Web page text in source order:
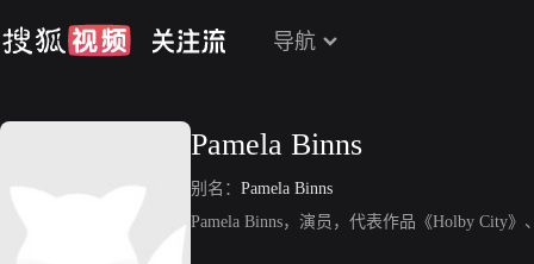
导航
Pamela Binns
别名： Pamela Binns
Pamela Binns，演员，代表作品《Holby City》